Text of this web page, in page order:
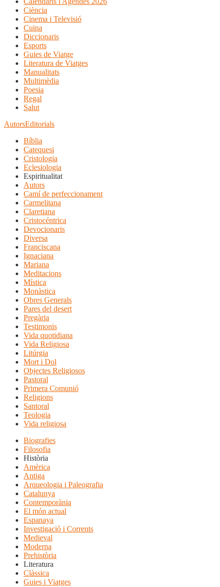
Ciència
Cinema i Televisió
Cuina
Diccionaris
Esports
Guies de Viatge
Literatura de Viatges
Manualitats
Multimèdia
Poesia
Regal
Salut
AutorsEditorials
Bíblia
Catequesi
Cristologia
Eclesiologia
Espiritualitat
Autors
Camí de perfeccionament
Carmelitana
Claretiana
Cristocéntrica
Devocionaris
Diversa
Franciscana
Ignaciana
Mariana
Meditacions
Mística
Monàstica
Obres Generals
Pares del desert
Pregària
Testimonis
Vida quotidiana
Vida Religiosa
Litúrgia
Mort i Dol
Objectes Religiosos
Pastoral
Primera Comunió
Religions
Santoral
Teologia
Vida religiosa
Biografies
Filosofia
Història
Amèrica
Antiga
Arqueologia i Paleografia
Catalunya
Contemporània
El món actual
Espanaya
Investigació i Corrents
Medieval
Moderna
Prehistòria
Literatura
Clàssica
Guies i Viatges